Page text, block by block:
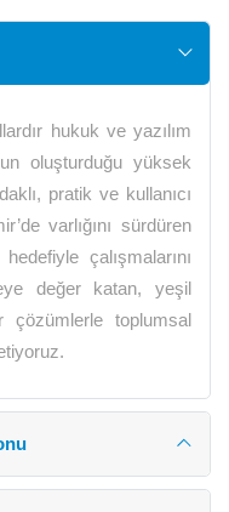
hukuk ve yazılım
oluşturduğu yüksek
pratik ve kullanıcı
varlığını sürdüren
çalışmalarını
değer katan, yeşil
çözümlerle toplumsal